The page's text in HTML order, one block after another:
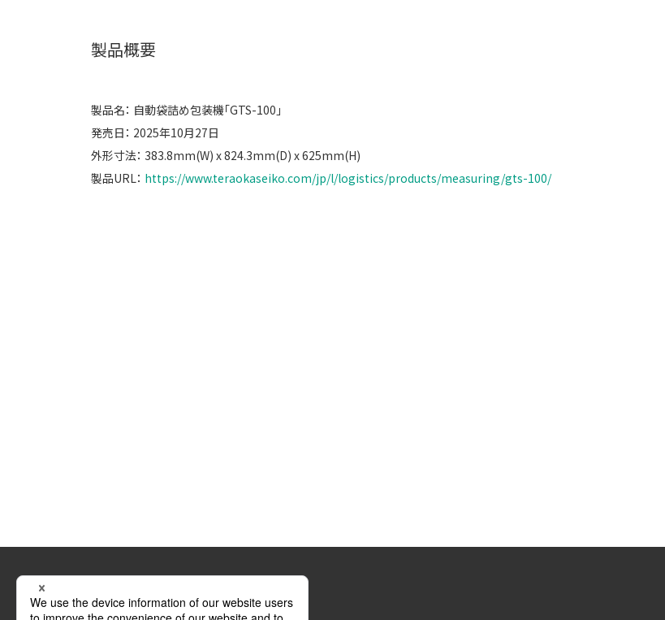
製品概要
製品名： 自動袋詰め包装機「GTS-100」
発売日： 2025年10月27日
外形寸法： 383.8mm(W) x 824.3mm(D) x 625mm(H)
製品URL： https://www.teraokaseiko.com/jp/l/logistics/products/measuring/gts-100/